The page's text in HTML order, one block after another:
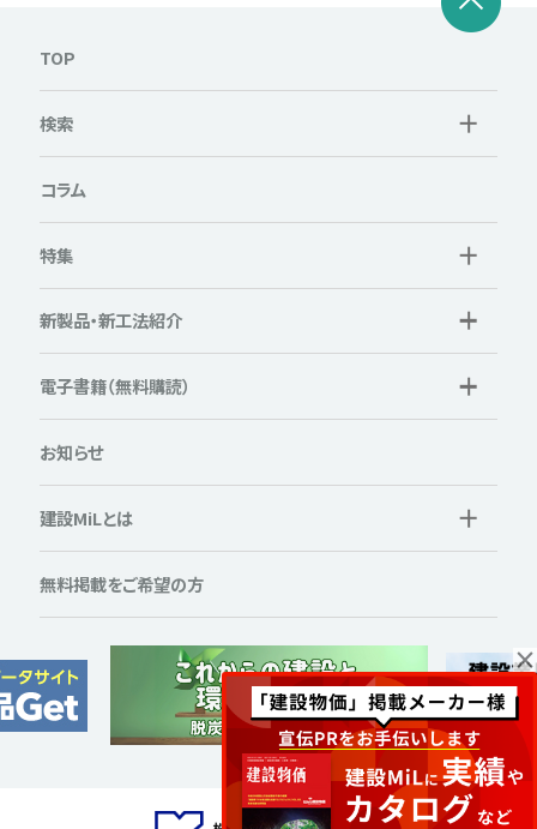
TOP
検索
コラム
特集
新製品・新工法紹介
電子書籍（無料購読）
お知らせ
建設MiLとは
無料掲載をご希望の方
×